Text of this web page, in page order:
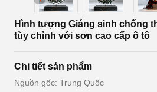
Hình tượng Giáng sinh chống
tùy chỉnh với sơn cao cấp ô tô
Chi tiết sản phẩm
Nguồn gốc: Trung Quốc